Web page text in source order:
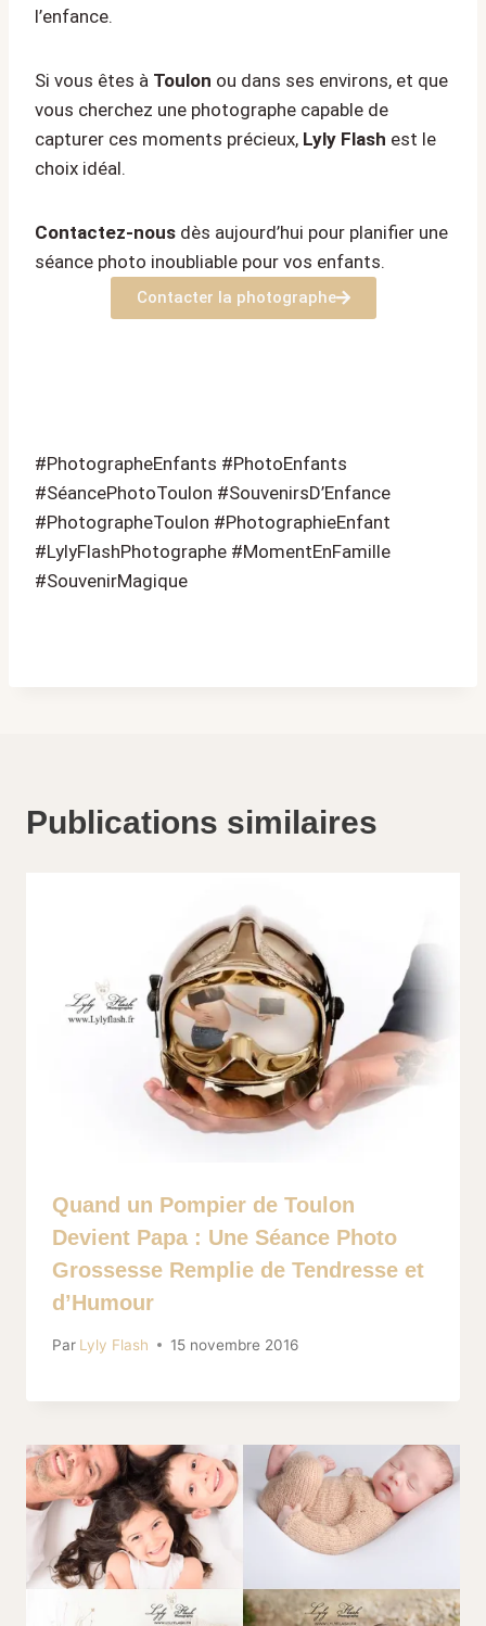
l’enfance.
Si vous êtes à Toulon ou dans ses environs, et que
vous cherchez une photographe capable de
capturer ces moments précieux, Lyly Flash est le
choix idéal.
Contactez-nous dès aujourd’hui pour planifier une
séance photo inoubliable pour vos enfants.
Contacter la photographe
#PhotographeEnfants #PhotoEnfants
#SéancePhotoToulon #SouvenirsD’Enfance
#PhotographeToulon #PhotographieEnfant
#LylyFlashPhotographe #MomentEnFamille
#SouvenirMagique
Publications similaires
Quand un Pompier de Toulon
Devient Papa : Une Séance Photo
Grossesse Remplie de Tendresse et
d’Humour
Par Lyly Flash 15 novembre 2016